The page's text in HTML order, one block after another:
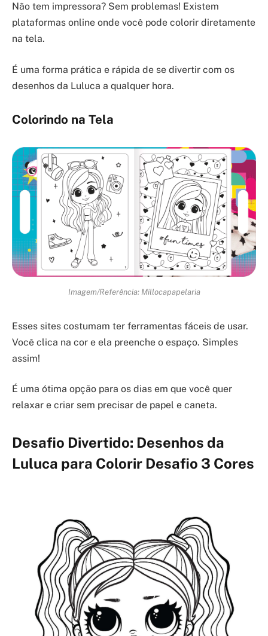
Não tem impressora? Sem problemas! Existem
plataformas online onde você pode colorir diretamente
na tela.
É uma forma prática e rápida de se divertir com os
desenhos da Luluca a qualquer hora.
Colorindo na Tela
Imagem/Referência: Millocapapelaria
Esses sites costumam ter ferramentas fáceis de usar.
Você clica na cor e ela preenche o espaço. Simples
assim!
É uma ótima opção para os dias em que você quer
relaxar e criar sem precisar de papel e caneta.
Desafio Divertido: Desenhos da
Luluca para Colorir Desafio 3 Cores